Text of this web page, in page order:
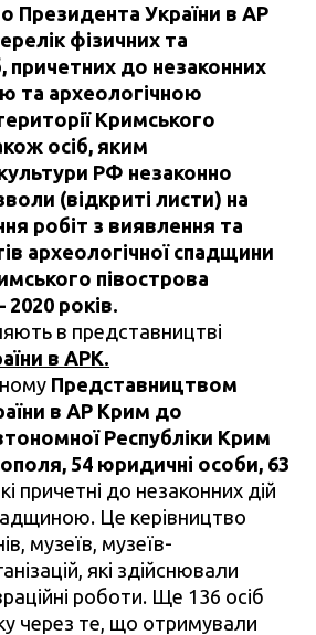
Президента України в АР
фізичних та
причетних до незаконних
та археологічною
Кримського
осіб, яким
РФ незаконно
(відкриті листи) на
робіт з виявлення та
археологічної спадщини
півострова
років.
в представництві
в АРК.
Представництвом
в АР Крим до
Республіки Крим
54 юридичні особи, 63
причетні до незаконних дій
Це керівництво
музеїв, музеїв-
які здійснювали
роботи. Ще 136 осіб
через те, що отримували